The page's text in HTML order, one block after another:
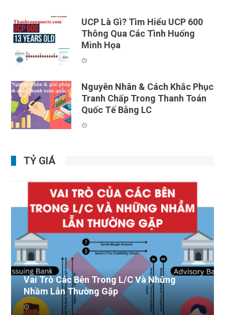
UCP Là Gì? Tìm Hiểu UCP 600
Thông Qua Các Tình Huống
Minh Họa
Nguyên Nhân & Cách Khắc Phục
Tranh Chấp Trong Thanh Toán
Quốc Tế Bằng LC
TỶ GIÁ
Vai Trò Các Bên Trong L/C Và Những
Nhầm Lẫn Thường Gặp